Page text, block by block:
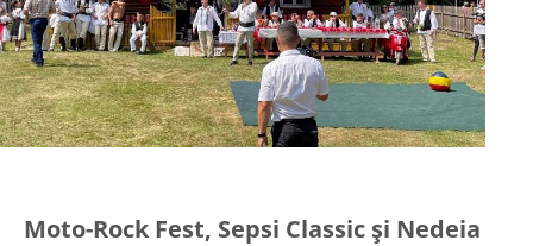
Moto-Rock Fest, Sepsi Classic şi Nedeia